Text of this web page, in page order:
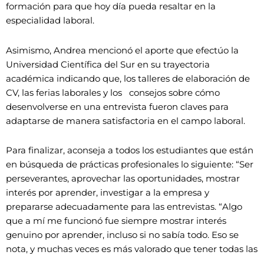
formación para que hoy día pueda resaltar en la
especialidad laboral.
Asimismo, Andrea mencionó el aporte que efectúo la
Universidad Científica del Sur en su trayectoria
académica indicando que, los talleres de elaboración de
CV, las ferias laborales y los consejos sobre cómo
desenvolverse en una entrevista fueron claves para
adaptarse de manera satisfactoria en el campo laboral.
Para finalizar, aconseja a todos los estudiantes que están
en búsqueda de prácticas profesionales lo siguiente: “Ser
perseverantes, aprovechar las oportunidades, mostrar
interés por aprender, investigar a la empresa y
prepararse adecuadamente para las entrevistas. “Algo
que a mí me funcionó fue siempre mostrar interés
genuino por aprender, incluso si no sabía todo. Eso se
nota, y muchas veces es más valorado que tener todas las